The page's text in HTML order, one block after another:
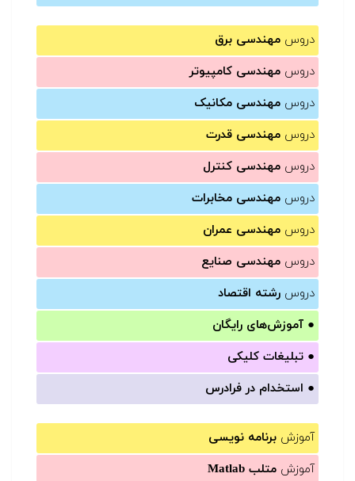
دروس مهندسی برق
دروس مهندسی کامپیوتر
دروس مهندسی مکانیک
دروس مهندسی قدرت
دروس مهندسی کنترل
دروس مهندسی مخابرات
دروس مهندسی عمران
دروس مهندسی صنایع
دروس رشته اقتصاد
● آموزش‌های رایگان
● تبلیغات کلیکی
● استخدام در فرادرس
آموزش برنامه نویسی
آموزش متلب Matlab